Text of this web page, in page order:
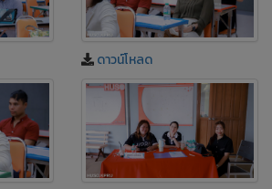
ดาวน์โหลด